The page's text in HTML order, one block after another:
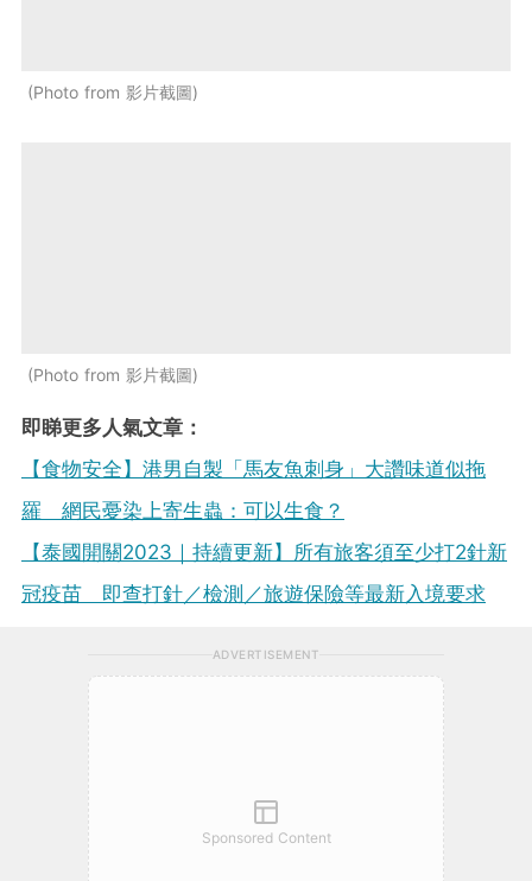
Photo from 影片截圖
Photo from 影片截圖
即睇更多人氣文章：
【食物安全】港男自製「馬友魚刺身」大讚味道似拖
羅 網民憂染上寄生蟲：可以生食？
【泰國開關2023｜持續更新】所有旅客須至少打2針新
冠疫苗 即查打針／檢測／旅遊保險等最新入境要求
ADVERTISEMENT
Sponsored Content